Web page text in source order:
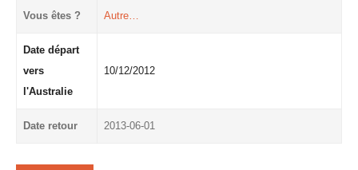
Vous êtes ? Autre…
Date départ
vers
l'Australie
10/12/2012
Date retour 2013-06-01